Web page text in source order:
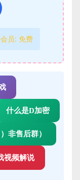
员: 免费
什么是D加密
非售后群）
视频解说